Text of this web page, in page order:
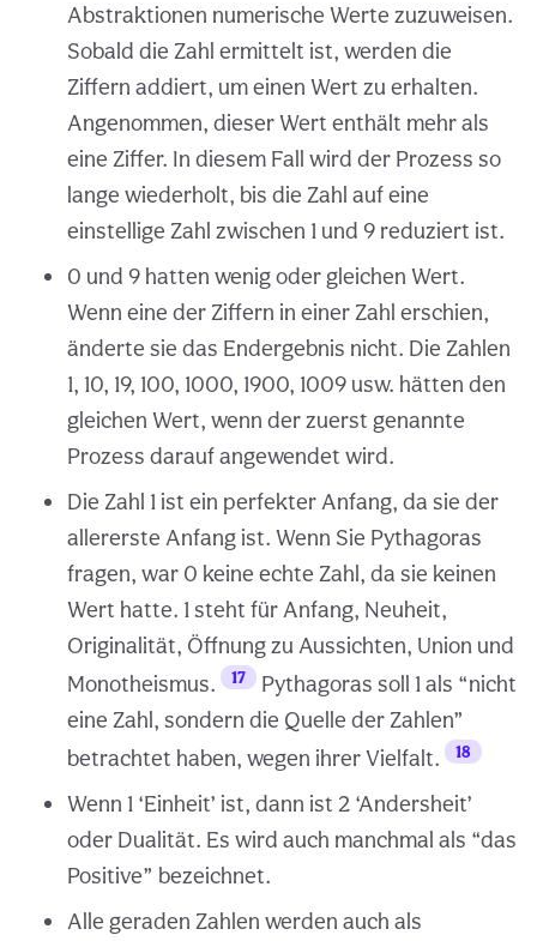
Abstraktionen numerische Werte zuzuweisen.
Sobald die Zahl ermittelt ist, werden die
Ziffern addiert, um einen Wert zu erhalten.
Angenommen, dieser Wert enthält mehr als
eine Ziffer. In diesem Fall wird der Prozess so
lange wiederholt, bis die Zahl auf eine
einstellige Zahl zwischen 1 und 9 reduziert ist.
0 und 9 hatten wenig oder gleichen Wert.
Wenn eine der Ziffern in einer Zahl erschien,
änderte sie das Endergebnis nicht. Die Zahlen
1, 10, 19, 100, 1000, 1900, 1009 usw. hätten den
gleichen Wert, wenn der zuerst genannte
Prozess darauf angewendet wird.
Die Zahl 1 ist ein perfekter Anfang, da sie der
allererste Anfang ist. Wenn Sie Pythagoras
fragen, war 0 keine echte Zahl, da sie keinen
Wert hatte. 1 steht für Anfang, Neuheit,
Originalität, Öffnung zu Aussichten, Union und
Monotheismus.
17
Pythagoras soll 1 als “nicht
eine Zahl, sondern die Quelle der Zahlen”
betrachtet haben, wegen ihrer Vielfalt.
18
Wenn 1 ‘Einheit’ ist, dann ist 2 ‘Andersheit’
oder Dualität. Es wird auch manchmal als “das
Positive” bezeichnet.
Alle geraden Zahlen werden auch als